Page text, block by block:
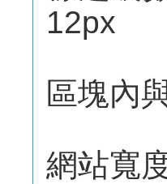
12px
區塊內
網站寬